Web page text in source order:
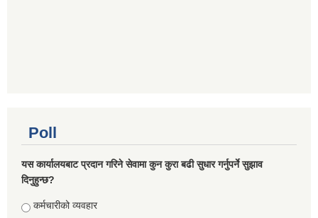
Poll
यस कार्यालयबाट प्रदान गरिने सेवामा कुन कुरा बढी सुधार गर्नुपर्ने सुझाव
दिनुहुन्छ?
Choices
कर्मचारीको व्यवहार